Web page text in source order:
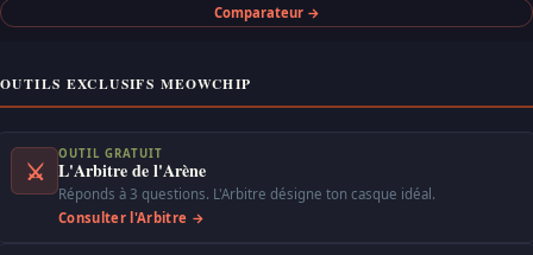
Comparateur →
OUTILS EXCLUSIFS MEOWCHIP
⚔
OUTIL GRATUIT
L'Arbitre de l'Arène
Réponds à 3 questions. L'Arbitre désigne ton casque idéal.
Consulter l'Arbitre →